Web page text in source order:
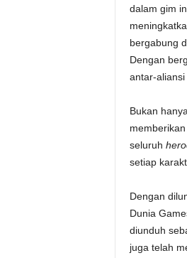
dalam gim
bergabung
Dengan
antar-aliansi
Bukan
seluruh
setiap
Dengan
Dunia
diunduh
juga telah